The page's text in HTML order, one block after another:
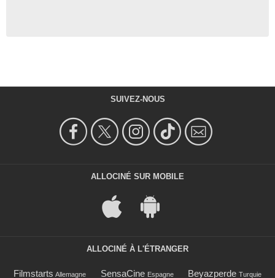
SUIVEZ-NOUS
ALLOCINÉ SUR MOBILE
ALLOCINÉ À L'ÉTRANGER
Filmstarts Allemagne SensaCine Espagne Beyazperde Turquie